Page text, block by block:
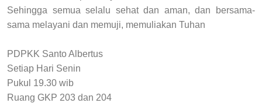
Sehingga semua selalu sehat dan aman, dan bersama-
sama melayani dan memuji, memuliakan Tuhan
PDPKK Santo Albertus
Setiap Hari Senin
Pukul 19.30 wib
Ruang GKP 203 dan 204